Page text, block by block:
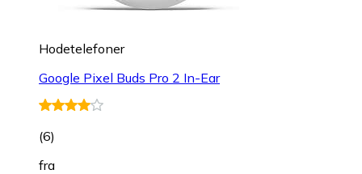
Hodetelefoner
Google Pixel Buds Pro 2 In-Ear
(6)
fra